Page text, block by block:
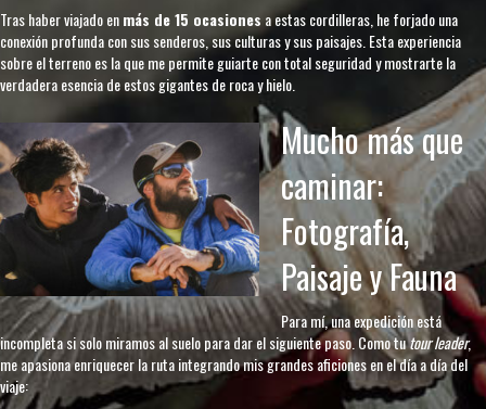
Tras haber viajado enmás de 15 ocasiones a estas cordilleras, he forjado una
conexión profunda con sus senderos, sus culturas y sus paisajes. Esta experiencia
sobre el terreno es la que me permite guiarte con total seguridad y mostrarte la
verdadera esencia de estos gigantes de roca y hielo.
Mucho más que
caminar:
Fotografía,
Paisaje y Fauna
Para mí, una expedición está
incompleta si solo miramos al suelo para dar el siguiente paso. Como tutour leader,
me apasiona enriquecer la ruta integrando mis grandes aficiones en el día a día del
viaje: